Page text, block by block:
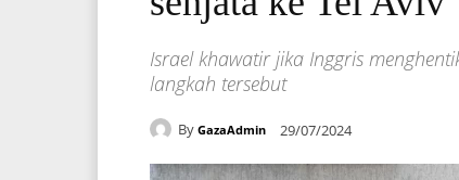
Israel khawatir jika Inggris
langkah tersebut
By GazaAdmin 29/07/2024